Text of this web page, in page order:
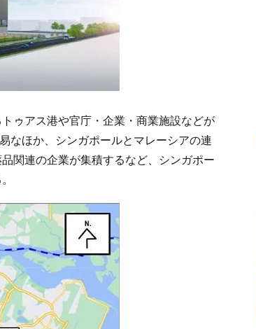
ゥアス港や官庁・企業・商業施設などが
なほか、シンガポールとマレーシアの連
関連の企業が集積するなど、シンガポー